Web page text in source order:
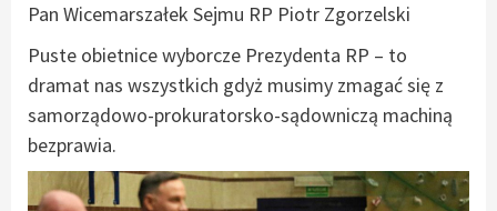
Pan Wicemarszałek Sejmu RP Piotr Zgorzelski
Puste obietnice wyborcze Prezydenta RP – to
dramat nas wszystkich gdyż musimy zmagać się z
samorządowo-prokuratorsko-sądowniczą machiną
bezprawia.